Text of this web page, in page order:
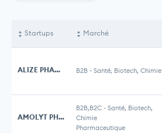
Startups Marché
ALIZE PHARMA B2B - Santé, Biotech, Chimie
AMOLYT PHARMA
B2B,B2C - Santé, Biotech,
Chimie
Pharmaceutique